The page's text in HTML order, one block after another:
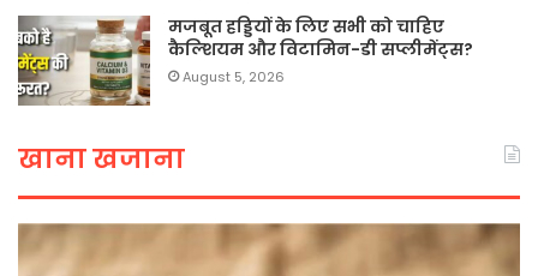
मजबूत हड्डियों के लिए सभी को चाहिए
कैल्शियम और विटामिन-डी सप्लीमेंट्स?
August 5, 2026
खाना खजाना